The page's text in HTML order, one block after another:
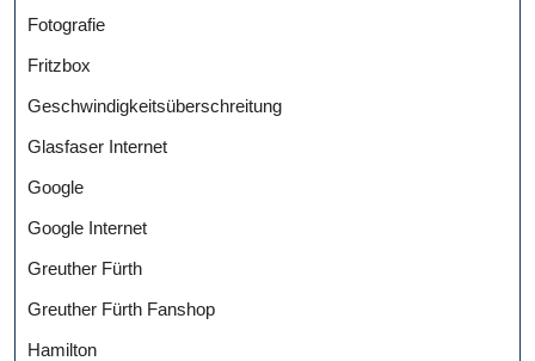
Fotografie
Fritzbox
Geschwindigkeitsüberschreitung
Glasfaser Internet
Google
Google Internet
Greuther Fürth
Greuther Fürth Fanshop
Hamilton